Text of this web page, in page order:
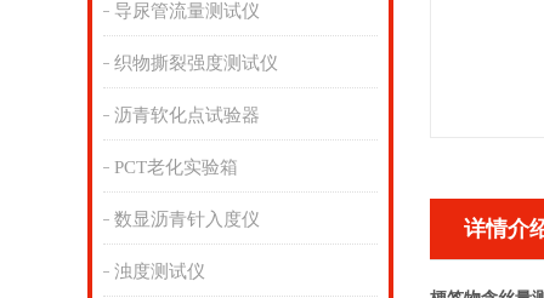
导尿管流量测试仪
织物撕裂强度测试仪
沥青软化点试验器
PCT老化实验箱
数显沥青针入度仪
浊度测试仪
详情介